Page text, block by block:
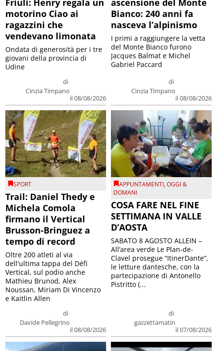
Friuli: Henry regala un
motorino Ciao ai
ragazzini che
vendevano limonata
di
Cinzia Timpano
il 08/08/2026
Ondata di generosità per i tre
giovani della provincia di
Udine
ascensione del Monte
Bianco: 240 anni fa
nasceva l’alpinismo
di
Cinzia Timpano
il 08/08/2026
I primi a raggiungere la vetta
del Monte Bianco furono
Jacques Balmat e Michel
Gabriel Paccard
SPORT
Trail: Daniel Thedy e
Michela Comola
firmano il Vertical
Brusson-Bringuez a
tempo di record
di
Davide Pellegrino
il 08/08/2026
Oltre 200 atleti al via
dell'ultima tappa del Défì
Vertical, sul podio anche
Mathieu Brunod, Alex
Noussan, Miriam Di Vincenzo
e Kaitlin Allen
APPUNTAMENTI,OGGI &
DOMANI
COSA FARE NEL FINE
SETTIMANA IN VALLE
D’AOSTA
di
gazzettamatin
il 07/08/2026
SABATO 8 AGOSTO ALLEIN –
All’area verde Le Plan-de-
Clavel prosegue “ItinerDante”,
le letture dantesche, con la
partecipazione di Antonello
Pistritto (...